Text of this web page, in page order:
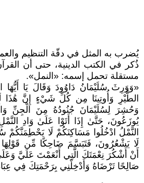
يُضرب به المثل في دقّة التنظيم
ذُكر في الكتب الدينية، حتى أن
مستقلة تحمل إسمه: «النمل».
«وَوَرِثَ سُلَيْمَانُ دَاوُودَ وَقَالَ يَا أَيُّهَا
الطَّيْرِ وَأُوتِينَا مِن كُلِّ شَيْءٍ إِنَّ هَٰذَا
وَحُشِرَ لِسُلَيْمَانَ جُنُودُهُ مِنَ الْجِنِّ
يُوزَعُونَ، حَتَّىٰ إِذَا أَتَوْا عَلَىٰ وَادِ
النَّمْلُ ادْخُلُوا مَسَاكِنَكُمْ لَا يَحْطِمَنَّكُمْ
لَا يَشْعُرُونَ، فَتَبَسَّمَ ضَاحِكًا مِّن
أَنْ أَشْكُرَ نِعْمَتَكَ الَّتِي أَنْعَمْتَ عَلَيَّ
صَالِحًا تَرْضَاهُ وَأَدْخِلْنِي بِرَحْمَتِكَ فِي